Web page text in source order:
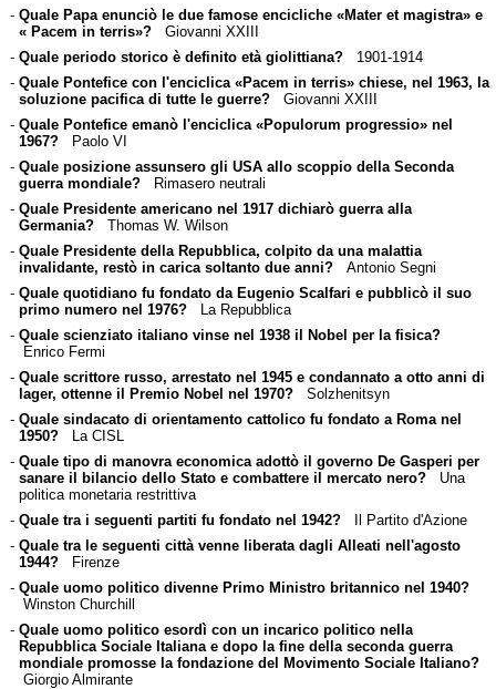
- Quale Papa enunciò le due famose encicliche «Mater et magistra» e
« Pacem in terris»?Giovanni XXIII
- Quale periodo storico è definito età giolittiana?1901-1914
- Quale Pontefice con l'enciclica «Pacem in terris» chiese, nel 1963, la
soluzione pacifica di tutte le guerre?Giovanni XXIII
- Quale Pontefice emanò l'enciclica «Populorum progressio» nel
1967?Paolo VI
- Quale posizione assunsero gli USA allo scoppio della Seconda
guerra mondiale?Rimasero neutrali
- Quale Presidente americano nel 1917 dichiarò guerra alla
Germania?Thomas W. Wilson
- Quale Presidente della Repubblica, colpito da una malattia
invalidante, restò in carica soltanto due anni?Antonio Segni
- Quale quotidiano fu fondato da Eugenio Scalfari e pubblicò il suo
primo numero nel 1976?La Repubblica
- Quale scienziato italiano vinse nel 1938 il Nobel per la fisica?
Enrico Fermi
- Quale scrittore russo, arrestato nel 1945 e condannato a otto anni di
lager, ottenne il Premio Nobel nel 1970?Solzhenitsyn
- Quale sindacato di orientamento cattolico fu fondato a Roma nel
1950?La CISL
- Quale tipo di manovra economica adottò il governo De Gasperi per
sanare il bilancio dello Stato e combattere il mercato nero?Una
politica monetaria restrittiva
- Quale tra i seguenti partiti fu fondato nel 1942?Il Partito d'Azione
- Quale tra le seguenti città venne liberata dagli Alleati nell'agosto
1944?Firenze
- Quale uomo politico divenne Primo Ministro britannico nel 1940?
Winston Churchill
- Quale uomo politico esordì con un incarico politico nella
Repubblica Sociale Italiana e dopo la fine della seconda guerra
mondiale promosse la fondazione del Movimento Sociale Italiano?
Giorgio Almirante